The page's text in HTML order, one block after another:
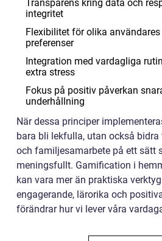
Transparens kring data och
integritet
Flexibilitet för olika användares
preferenser
Integration med vardagliga
extra stress
Fokus på positiv påverkan
underhållning
När dessa principer
bara bli lekfulla, utan också
och familjesamarbete på ett sätt
meningsfullt. Gamification i
kan vara mer än praktiska
engagerande, lärorika och
förändrar hur vi lever våra